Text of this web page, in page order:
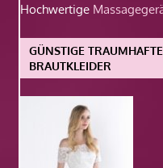
Hochwertige
GÜNSTIGE
BRAUTKLEIDER